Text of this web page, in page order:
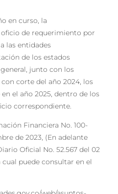
en curso, la
de requerimiento por
las entidades
de los estados
junto con los
corte del año 2024, los
el año 2025, dentro de los
correspondiente.
Financiera No. 100-
de 2023, (En adelante
Oficial No. 52.567 del 02
puede consultar en el